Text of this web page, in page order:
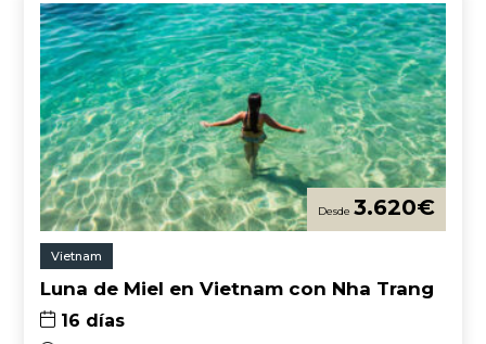
3.620€
Vietnam
Luna de Miel en Vietnam con Nha Trang
16 días